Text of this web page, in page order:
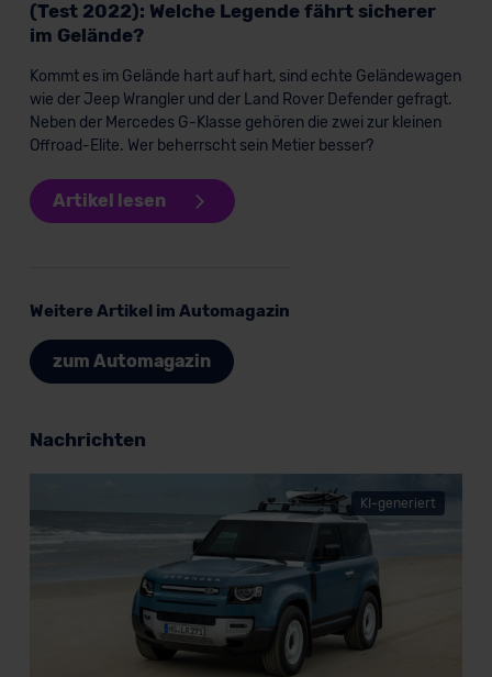
(Test 2022): Welche Legende fährt sicherer
im Gelände?
Kommt es im Gelände hart auf hart, sind echte Geländewagen
wie der Jeep Wrangler und der Land Rover Defender gefragt.
Neben der Mercedes G-Klasse gehören die zwei zur kleinen
Offroad-Elite. Wer beherrscht sein Metier besser?
Artikel lesen
Weitere Artikel im Automagazin
zum Automagazin
Nachrichten
KI-generiert